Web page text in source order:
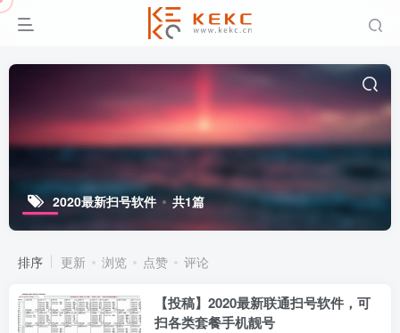
2020最新扫号软件 共1篇
排序 更新 浏览 点赞 评论
【投稿】2020最新联通扫号软件，可
扫各类套餐手机靓号